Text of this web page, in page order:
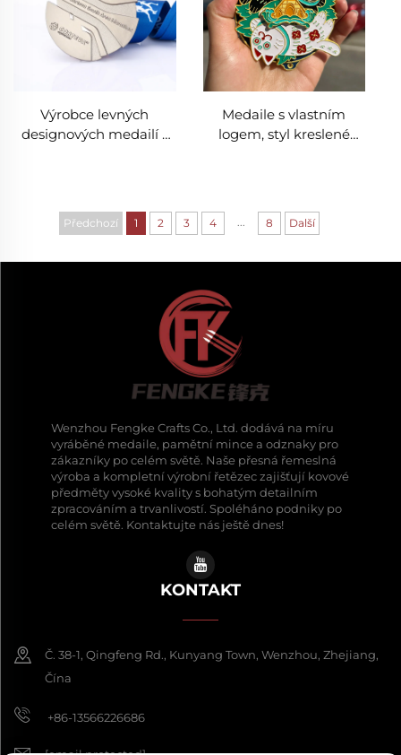
Výrobce levných
designových medailí s
maratónské medaile
pro vítěze se stuhou
Medaile s vlastním
logem, styl kreslené
oslavy, sportovní hry,
ceny, suvenýrní medaile
Předchozí 1 2 3 4 ... 8 Další
Wenzhou Fengke Crafts Co., Ltd. dodává na míru
vyráběné medaile, pamětní mince a odznaky pro
zákazníky po celém světě. Naše přesná řemeslná
výroba a kompletní výrobní řetězec zajišťují kovové
předměty vysoké kvality s bohatým detailním
zpracováním a trvanlivostí. Spoléháno podniky po
celém světě. Kontaktujte nás ještě dnes!
KONTAKT
Č. 38-1, Qingfeng Rd., Kunyang Town, Wenzhou, Zhejiang,
Čína
+86-13566226686